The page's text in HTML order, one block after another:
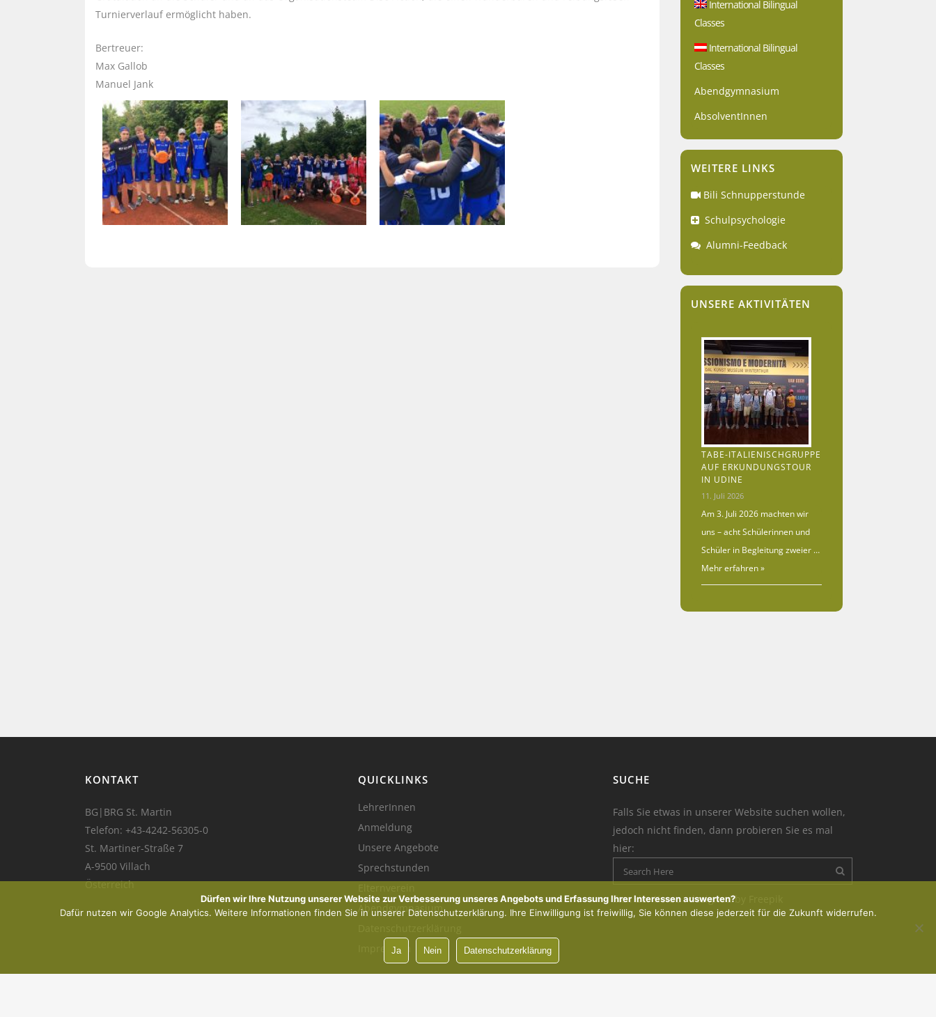
Turnierverlauf ermöglicht haben.
Bertreuer:
Max Gallob
Manuel Jank
International Bilingual
Classes
International Bilingual
Classes
Abendgymnasium
AbsolventInnen
WEITERE LINKS
Bili Schnupperstunde
Schulpsychologie
Alumni-Feedback
UNSERE AKTIVITÄTEN
TABE-ITALIENISCHGRUPPE
AUF ERKUNDUNGSTOUR
IN UDINE
11. Juli 2026
Am 3. Juli 2026 machten wir
uns – acht Schülerinnen und
Schüler in Begleitung zweier …
Mehr erfahren »
KONTAKT
BG|BRG St. Martin
Telefon: +43-4242-56305-0
St. Martiner-Straße 7
A-9500 Villach
Österreich
QUICKLINKS
LehrerInnen
Anmeldung
Unsere Angebote
Sprechstunden
Abendgymnasium
Impressum
SUCHE
Falls Sie etwas in unserer Website suchen wollen,
jedoch nicht finden, dann probieren Sie es mal
hier:
Ikon der Kerze : designed by Freepik
Dürfen wir Ihre Nutzung unserer Website zur Verbesserung unseres Angebots und Erfassung Ihrer Interessen auswerten?
Dafür nutzen wir Google Analytics. Weitere Informationen finden Sie in unserer Datenschutzerklärung. Ihre Einwilligung ist freiwillig, Sie können diese jederzeit für die Zukunft widerrufen.
Ja Nein Datenschutzerklärung